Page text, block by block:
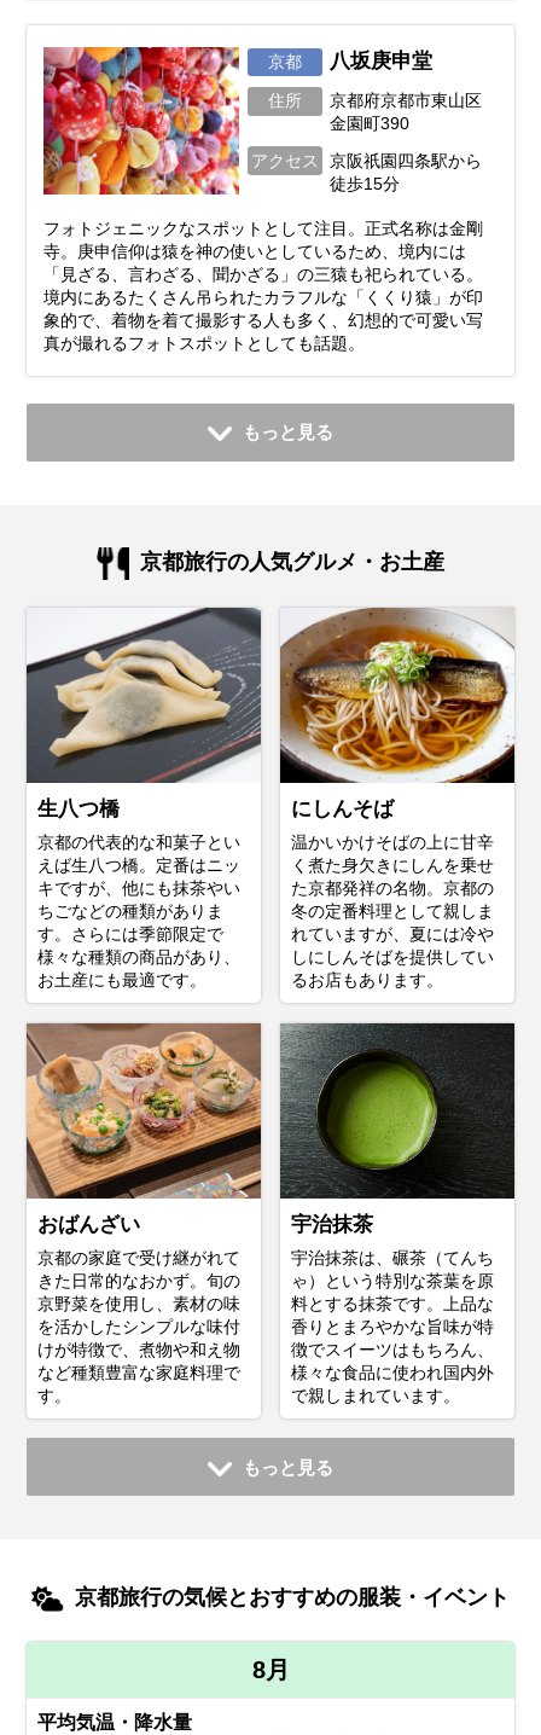
京都 八坂庚申堂
住所
京都府京都市東山区
金園町390
アクセス
京阪祇園四条駅から
徒歩15分
フォトジェニックなスポットとして注目。正式名称は金剛
寺。庚申信仰は猿を神の使いとしているため、境内には
「見ざる、言わざる、聞かざる」の三猿も祀られている。
境内にあるたくさん吊られたカラフルな「くくり猿」が印
象的で、着物を着て撮影する人も多く、幻想的で可愛い写
真が撮れるフォトスポットとしても話題。
もっと見る
京都旅行の人気グルメ・お土産
生八つ橋
京都の代表的な和菓子とい
えば生八つ橋。定番はニッ
キですが、他にも抹茶やい
ちごなどの種類がありま
す。さらには季節限定で
様々な種類の商品があり、
お土産にも最適です。
にしんそば
温かいかけそばの上に甘辛
く煮た身欠きにしんを乗せ
た京都発祥の名物。京都の
冬の定番料理として親しま
れていますが、夏には冷や
しにしんそばを提供してい
るお店もあります。
おばんざい
京都の家庭で受け継がれて
きた日常的なおかず。旬の
京野菜を使用し、素材の味
を活かしたシンプルな味付
けが特徴で、煮物や和え物
など種類豊富な家庭料理で
す。
宇治抹茶
宇治抹茶は、碾茶（てんち
ゃ）という特別な茶葉を原
料とする抹茶です。上品な
香りとまろやかな旨味が特
徴でスイーツはもちろん、
様々な食品に使われ国内外
で親しまれています。
もっと見る
京都旅行の気候とおすすめの服装・イベント
8月
平均気温・降水量